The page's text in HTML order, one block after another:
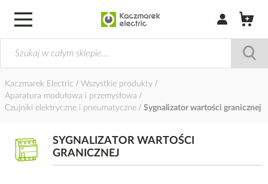
Zaloguj się /
Kaczmarek Electric
Wszystkie produkty
Aparatura modułowa i przemysłowa
Czujniki elektryczne i pneumatyczne
Sygnalizator wartości granicznej
SYGNALIZATOR WARTOŚCI
GRANICZNEJ